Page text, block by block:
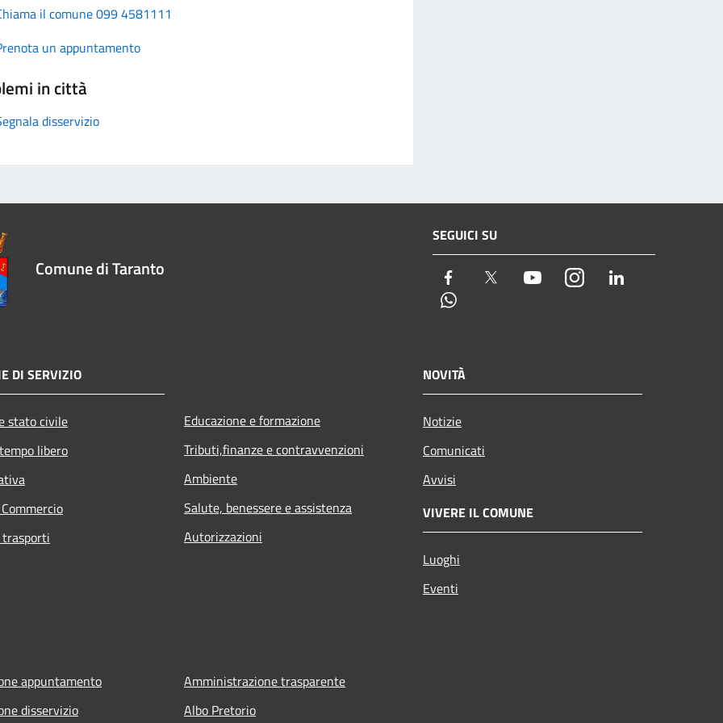
il comune 099 4581111
un appuntamento
in città
disservizio
Comune di Taranto
SEGUICI SU
Facebook Twitter YoutubeInstagram
DI SERVIZIO
stato civile
libero
Educazione e formazione
Tributi,finanze e contravvenzioni
Ambiente
Salute, benessere e assistenza
Autorizzazioni
NOVITÀ
Notizie
Comunicati
Avvisi
VIVERE IL COMUNE
Luoghi
Eventi
appuntamento
disservizio
Amministrazione trasparente
Albo Pretorio